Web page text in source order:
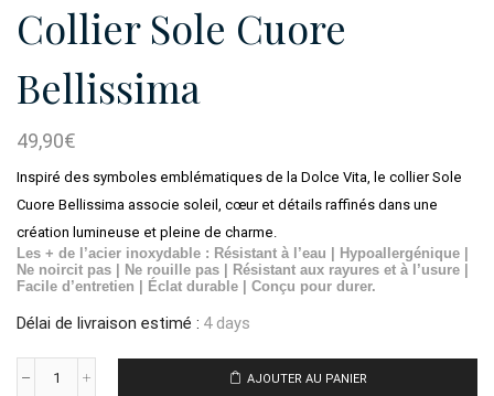
Collier Sole Cuore
Bellissima
49,90€
Inspiré des symboles emblématiques de la Dolce Vita, le collier Sole
Cuore Bellissima associe soleil, cœur et détails raffinés dans une
création lumineuse et pleine de charme.
Les + de l’acier inoxydable : Résistant à l’eau | Hypoallergénique |
Ne noircit pas | Ne rouille pas | Résistant aux rayures et à l’usure |
Facile d’entretien | Éclat durable | Conçu pour durer.
Délai de livraison estimé : 4 days
quantité
AJOUTER AU PANIER